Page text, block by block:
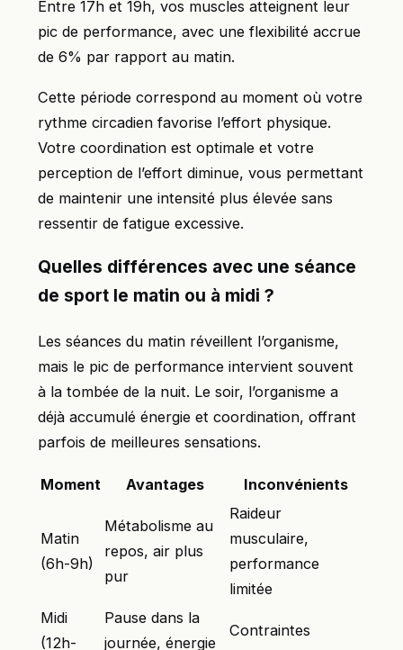
Entre 17h et 19h, vos muscles atteignent leur
pic de performance, avec une flexibilité accrue
de 6% par rapport au matin.
Cette période correspond au moment où votre
rythme circadien favorise l’effort physique.
Votre coordination est optimale et votre
perception de l’effort diminue, vous permettant
de maintenir une intensité plus élevée sans
ressentir de fatigue excessive.
Quelles différences avec une séance
de sport le matin ou à midi ?
Les séances du matin réveillent l’organisme,
mais le pic de performance intervient souvent
à la tombée de la nuit. Le soir, l’organisme a
déjà accumulé énergie et coordination, offrant
parfois de meilleures sensations.
Moment Avantages Inconvénients
Matin
(6h-9h)
Métabolisme au
repos, air plus
pur
Raideur
musculaire,
performance
limitée
Midi
(12h-
Pause dans la
journée, énergie
Contraintes